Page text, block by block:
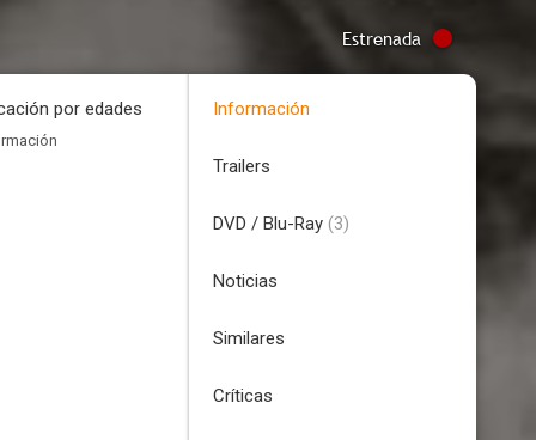
Estrenada
por edades Información
Trailers
DVD / Blu-Ray (3)
Noticias
Similares
Críticas